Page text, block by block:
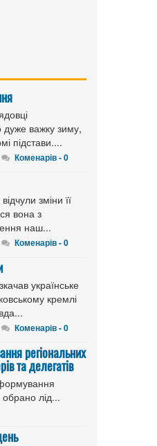
важку зиму,
підстави....
Коменарів - 0
зміни її
вона з
наш...
Коменарів - 0
українське
кремлі
Коменарів - 0
регіональних
та делегатів
обрано лід...